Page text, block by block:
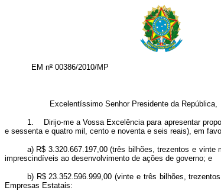
EM nº00386/2010/MP
Excelentíssimo Senhor Presidente da República,
1. Dirijo-me a Vossa Excelência para apresentar
e sessenta e quatro mil, cento e noventa e seis reais), em
a) R$ 3.320.667.197,00 (três bilhões, trezentos e
imprescindíveis ao desenvolvimento de ações de governo; e
b) R$ 23.352.596.999,00 (vinte e três bilhões,
Empresas Estatais: